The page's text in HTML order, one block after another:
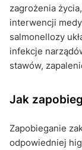
zagrożenia
interwencji
salmonellozy
infekcje
stawów,
Jak
Zapobieganie
odpowiedniej